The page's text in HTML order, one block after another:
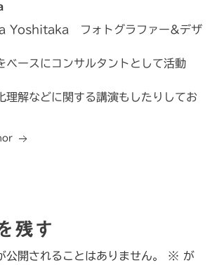
Yoshitaka フォトグラファー&デザ
ベースにコンサルタントとして活動
理解などに関する講演もしたりしてお
残す
公開されることはありません。 ※ が